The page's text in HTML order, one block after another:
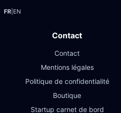
FR| EN
Contact
Contact
Mentions légales
Politique de confidentialité
Boutique
Startup carnet de bord